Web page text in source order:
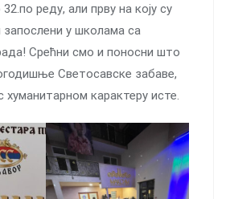
реду, али прву на коју су
запослени у школама са
Срећни смо и поносни што
Светосавске забаве,
хуманитарном карактеру исте.